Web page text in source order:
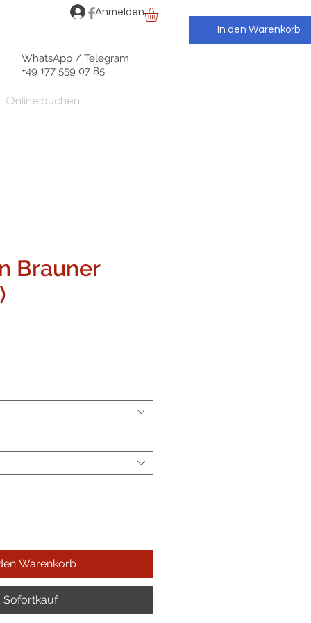
Anmelden
In den Warenkorb
WhatsApp / Telegram
+49 177 559 07 85
Online buchen
Brauner
Warenkorb
Sofortkauf